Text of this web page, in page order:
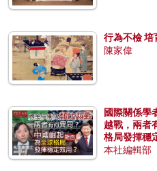
行為不檢 培
陳家偉
國際關係學
越戰，兩者
格局發揮穩
本社編輯部